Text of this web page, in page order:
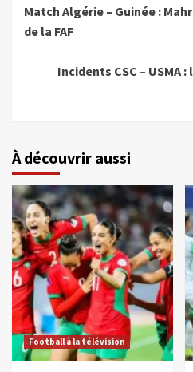
Match Algérie – Guinée :
de la FAF
Incidents CSC – USMA
À découvrir aussi
Football à la télévision